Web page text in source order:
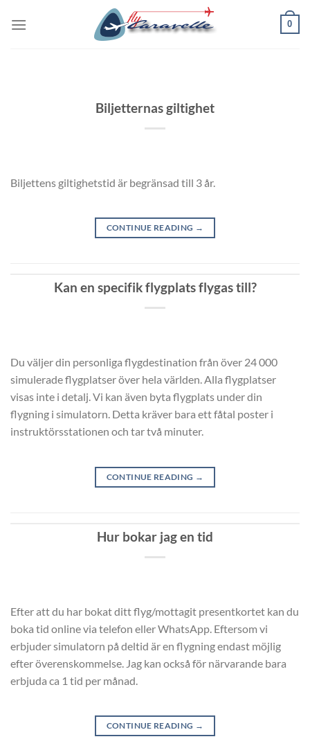
0
Biljetternas giltighet
Biljettens giltighetstid är begränsad till 3 år.
CONTINUE READING →
Kan en specifik flygplats flygas till?
Du väljer din personliga flygdestination från över 24 000
simulerade flygplatser över hela världen. Alla flygplatser
visas inte i detalj. Vi kan även byta flygplats under din
flygning i simulatorn. Detta kräver bara ett fåtal poster i
instruktörsstationen och tar två minuter.
CONTINUE READING →
Hur bokar jag en tid
Efter att du har bokat ditt flyg/mottagit presentkortet kan du
boka tid online via telefon eller WhatsApp. Eftersom vi
erbjuder simulatorn på deltid är en flygning endast möjlig
efter överenskommelse. Jag kan också för närvarande bara
erbjuda ca 1 tid per månad.
CONTINUE READING →